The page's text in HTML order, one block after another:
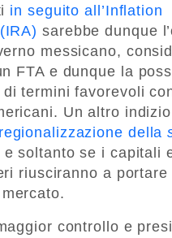
in seguito all’Inflation
sarebbe dunque
messicano,
FTA e dunque la
termini favorevoli
Un altro
della
e soltanto se i capitali
riusciranno a
controllo e